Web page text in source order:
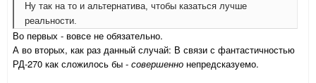
Ну так на то и альтернатива, чтобы казаться лучше
реальности.
Во первых - вовсе не обязательно.
А во вторых, как раз данный случай: В связи с фантастичностью
РД-270 как сложилось бы - совершенно непредсказуемо.